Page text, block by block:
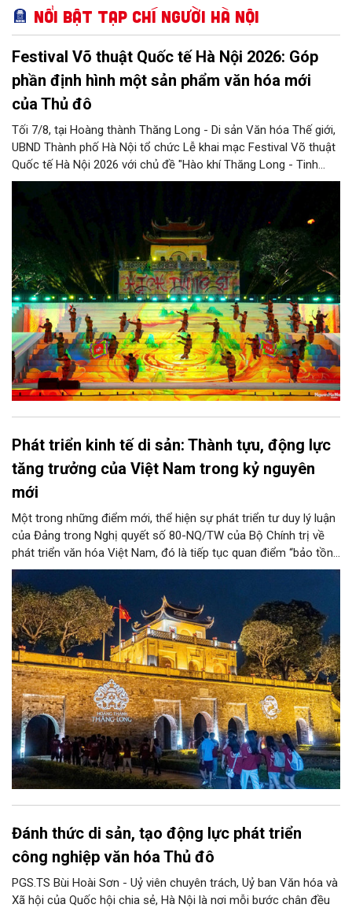
Nổi bật Tạp chí Người Hà Nội
Festival Võ thuật Quốc tế Hà Nội 2026: Góp
phần định hình một sản phẩm văn hóa mới
của Thủ đô
Tối 7/8, tại Hoàng thành Thăng Long - Di sản Văn hóa Thế giới,
UBND Thành phố Hà Nội tổ chức Lễ khai mạc Festival Võ thuật
Quốc tế Hà Nội 2026 với chủ đề "Hào khí Thăng Long - Tinh
hoa võ Việt". Lần đầu tiên được tổ chức, Festival đánh dấu
hóa - thể thao mang tầm quốc tế, góp phần tôn vinh truyền
thống thượng võ dân tộc, quảng bá hình ảnh Hà Nội và thúc đẩy
giao lưu văn hóa, thể thao với bạn bè thế giới.
Phát triển kinh tế di sản: Thành tựu, động lực
tăng trưởng của Việt Nam trong kỷ nguyên
mới
Một trong những điểm mới, thể hiện sự phát triển tư duy lý luận
của Đảng trong Nghị quyết số 80-NQ/TW của Bộ Chính trị về
phát triển văn hóa Việt Nam, đó là tiếp tục quan điểm “bảo tồn
và phát huy giá trị di sản văn hóa gắn kết với phát triển kinh tế -
xã hội và du lịch”; đồng thời, nâng lên một tầm cao mới: “phát
triển kinh tế di sản”.
Đánh thức di sản, tạo động lực phát triển
công nghiệp văn hóa Thủ đô
PGS.TS Bùi Hoài Sơn - Uỷ viên chuyên trách, Uỷ ban Văn hóa và
Xã hội của Quốc hội chia sẻ, Hà Nội là nơi mỗi bước chân đều